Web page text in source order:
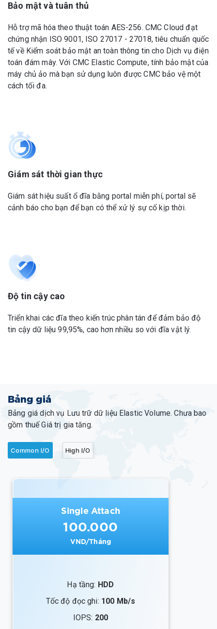
Bảo mật và tuân thủ
Hỗ trợ mã hóa theo thuật toán AES-256. CMC Cloud đạt
chứng nhận ISO 9001, ISO 27017 - 27018, tiêu chuẩn quốc
tế về Kiểm soát bảo mật an toàn thông tin cho Dịch vụ điện
toán đám mây. Với CMC Elastic Compute, tính bảo mật của
máy chủ ảo mà bạn sử dụng luôn được CMC bảo vệ một
cách tối đa.
Giám sát thời gian thực
Giám sát hiệu suất ổ đĩa bằng portal miễn phí, portal sẽ
cảnh báo cho bạn để bạn có thể xử lý sự cố kịp thời.
Độ tin cậy cao
Triển khai các đĩa theo kiến ​​trúc phân tán để đảm bảo độ
tin cậy dữ liệu 99,95%, cao hơn nhiều so với đĩa vật lý.
Bảng giá
Bảng giá dịch vụ Lưu trữ dữ liệu Elastic Volume. Chưa bao
gồm thuế Giá trị gia tăng.
Common I/O High I/O
Single Attach
100.000
VND/Tháng
Hạ tầng: HDD
Tốc độ đọc ghi: 100 Mb/s
IOPS: 200